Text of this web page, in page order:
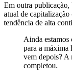
Em outra
atual de capitalização
tendência de alta
Ainda estamos
para a máxima
vem depois? A
completou.